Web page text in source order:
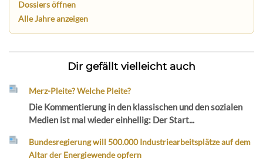
Dossiers öffnen
Alle Jahre anzeigen
Dir gefällt vielleicht auch
Merz-Pleite? Welche Pleite?
Die Kommentierung in den klassischen und den sozialen
Medien ist mal wieder einhellig: Der Start...
Bundesregierung will 500.000 Industriearbeitsplätze auf dem
Altar der Energiewende opfern